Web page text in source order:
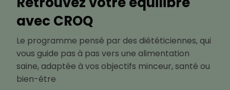
avec CROQ
Le programme pensé par des diététiciennes, qui
vous guide pas à pas vers une alimentation
saine, adaptée à vos objectifs minceur, santé ou
bien-être